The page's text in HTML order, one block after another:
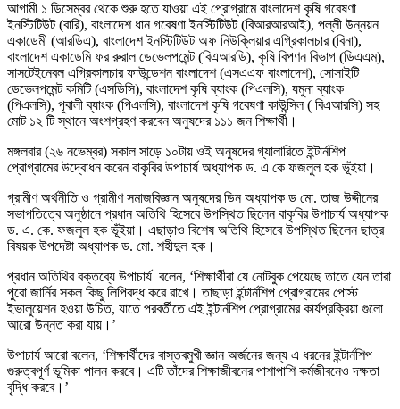
আগামী ১ ডিসেম্বর থেকে শুরু হতে যাওয়া এই প্রোগ্রামে বাংলাদেশ কৃষি গবেষণা
ইনস্টিটিউট (বারি), বাংলাদেশ ধান গবেষণা ইনস্টিটিউট (বিআরআরআই), পল্লী উন্নয়ন
একাডেমী (আরডিএ), বাংলাদেশ ইনস্টিটিউট অফ নিউক্লিয়ার এগ্রিকালচার (বিনা),
বাংলাদেশ একাডেমি ফর রুরাল ডেভেলপমেন্ট (বিএআরডি), কৃষি বিপণন বিভাগ (ডিএএম),
সাসটেইনেবল এগ্রিকালচার ফাউন্ডেশন বাংলাদেশ (এসএএফ বাংলাদেশ), সোসাইটি
ডেভেলপমেন্ট কমিটি (এসডিসি), বাংলাদেশ কৃষি ব্যাংক (পিএলসি), যমুনা ব্যাংক
(পিএলসি), পূবালী ব্যাংক (পিএলসি), বাংলাদেশ কৃষি গবেষণা কাউন্সিল ( বিএআরসি) সহ
মোট ১২ টি স্থানে অংশগ্রহণ করবেন অনুষদের ১১১ জন শিক্ষার্থী।
মঙ্গলবার (২৬ নভেম্বর) সকাল সাড়ে ১০টায় ওই অনুষদের গ্যালারিতে ইন্টার্নশিপ
প্রোগ্রামের উদ্বোধন করেন বাকৃবির উপাচার্য অধ্যাপক ড. এ কে ফজলুল হক ভূঁইয়া।
গ্রামীণ অর্থনীতি ও গ্রামীণ সমাজবিজ্ঞান অনুষদের ডিন অধ্যাপক ড মো. তাজ উদ্দীনের
সভাপতিত্বে অনুষ্ঠানে প্রধান অতিথি হিসেবে উপস্থিত ছিলেন বাকৃবির উপাচার্য অধ্যাপক
ড. এ. কে. ফজলুল হক ভূঁইয়া। এছাড়াও বিশেষ অতিথি হিসেবে উপস্থিত ছিলেন ছাত্র
বিষয়ক উপদেষ্টা অধ্যাপক ড. মো. শহীদুল হক।
প্রধান অতিথির বক্তব্যে উপাচার্য বলেন, ‘শিক্ষার্থীরা যে নোটবুক পেয়েছে তাতে যেন তারা
পুরো জার্নির সকল কিছু লিপিবদ্ধ করে রাখে। তাছাড়া ইন্টার্নশিপ প্রোগ্রামের পোস্ট
ইভালুয়েশন হওয়া উচিত, যাতে পরবর্তীতে এই ইন্টার্নশিপ প্রোগ্রামের কার্যপ্রক্রিয়া গুলো
আরো উন্নত করা যায়।’
উপাচার্য আরো বলেন, ‘শিক্ষার্থীদের বাস্তবমুখী জ্ঞান অর্জনের জন্য এ ধরনের ইন্টার্নশিপ
গুরুত্বপূর্ণ ভূমিকা পালন করবে। এটি তাঁদের শিক্ষাজীবনের পাশাপাশি কর্মজীবনেও দক্ষতা
বৃদ্ধি করবে।’